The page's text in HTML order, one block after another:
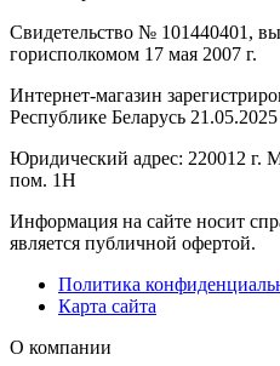
Свидетельство № 101440401,
горисполкомом 17 мая 2007 г.
Интернет-магазин
Республике Беларусь
Юридический адрес: 220012 г.
пом. 1Н
Информация на сайте носит
является публичной офертой.
Политика
Карта сайта
О компании